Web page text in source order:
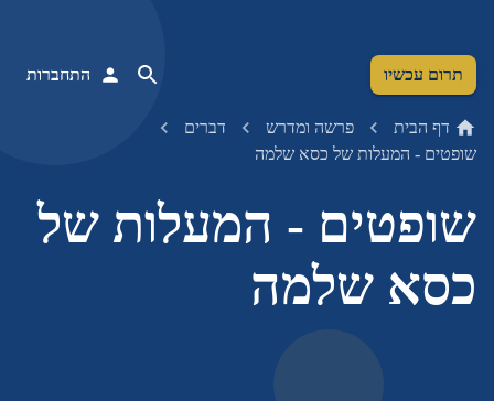
תרום עכשיו התחברות
דף הבית פרשה ומדרש
דברים
שופטים - המעלות של כסא שלמה
שופטים - המעלות של
כסא שלמה